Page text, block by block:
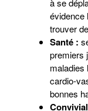
à se
évidence
trouver
Santé :
premiers
maladies
cardio-
bonnes